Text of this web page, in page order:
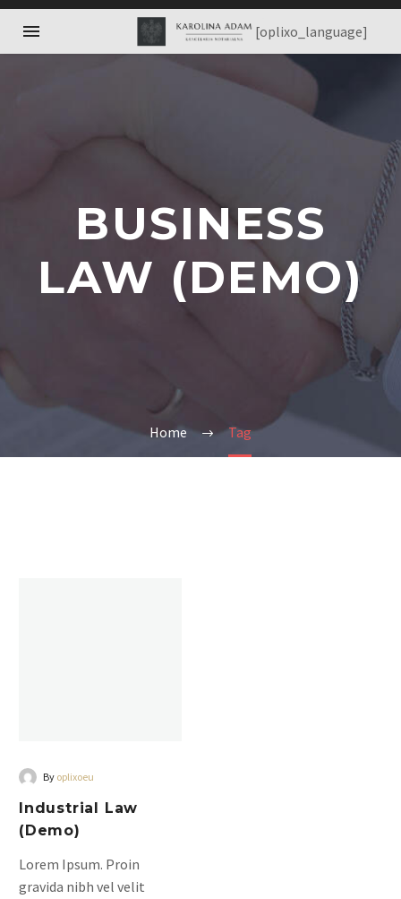
[oplixo_language]
BUSINESS
LAW (DEMO)
Home Tag
By oplixoeu
Industrial Law
(Demo)
Lorem Ipsum. Proin
gravida nibh vel velit